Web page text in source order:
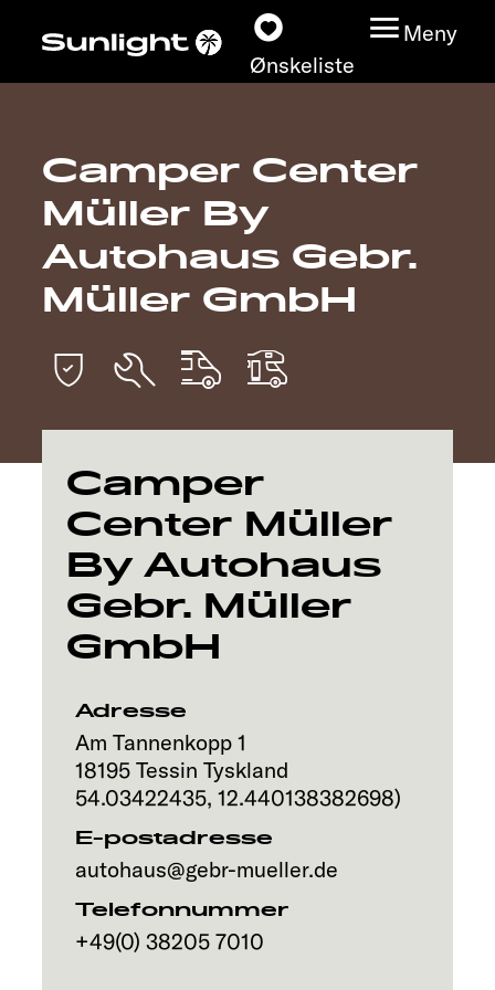
Ønskeliste
Meny
Modeller
Konfigurator
Finn din Sunlight
Finn forhandler
Service
Camper Center
Müller By
Autohaus Gebr.
Müller GmbH
Camper
Center Müller
By Autohaus
Gebr. Müller
GmbH
Adresse
Am Tannenkopp 1
18195 Tessin Tyskland
54.03422435, 12.440138382698)
E-postadresse
autohaus@gebr-mueller.de
Telefonnummer
+49(0) 38205 7010